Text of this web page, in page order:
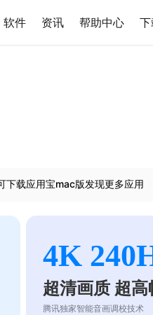
软件 资讯 帮助中心
下载应用宝mac版发现更多应用
4K
超清画质 超
腾讯独家智能音画调校技术